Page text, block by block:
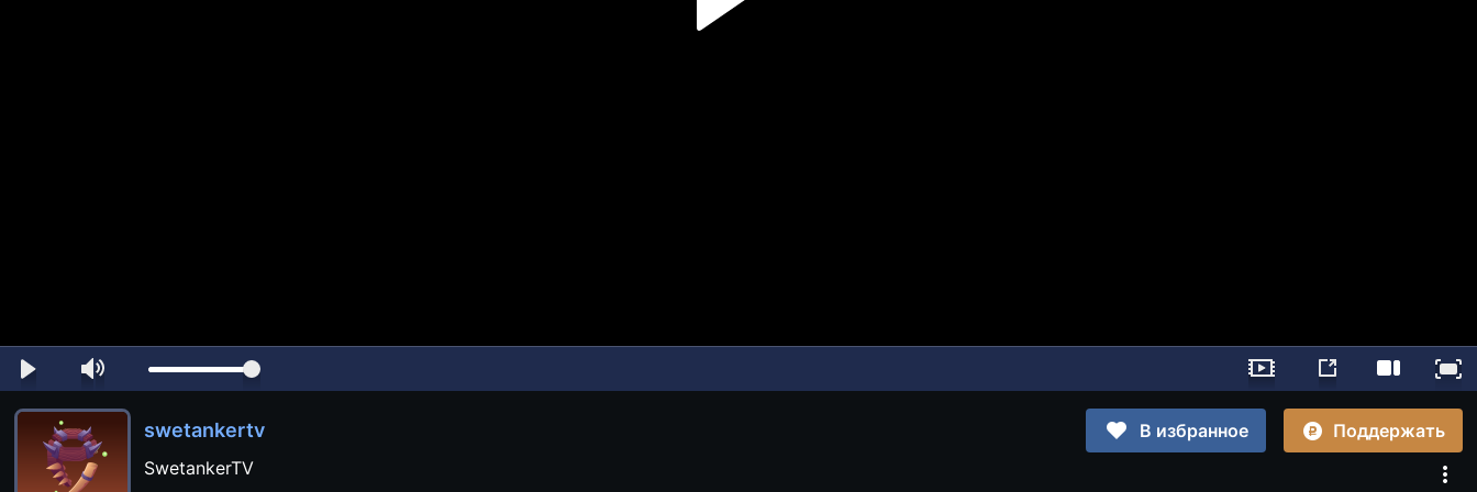
swetankertv В избранное
Поддержать
SwetankerTV